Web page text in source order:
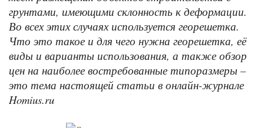
грунтами, имеющими склонность к деформации.
Во всех этих случаях используется георешетка.
Что это такое и для чего нужна георешетка, её
виды и варианты использования, а также обзор
цен на наиболее востребованные типоразмеры –
это тема настоящей статьи в онлайн-журнале
Homius.ru